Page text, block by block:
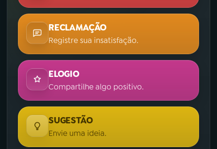
RECLAMAÇÃO
Registre sua insatisfação.
ELOGIO
Compartilhe algo positivo.
SUGESTÃO
Envie uma ideia.